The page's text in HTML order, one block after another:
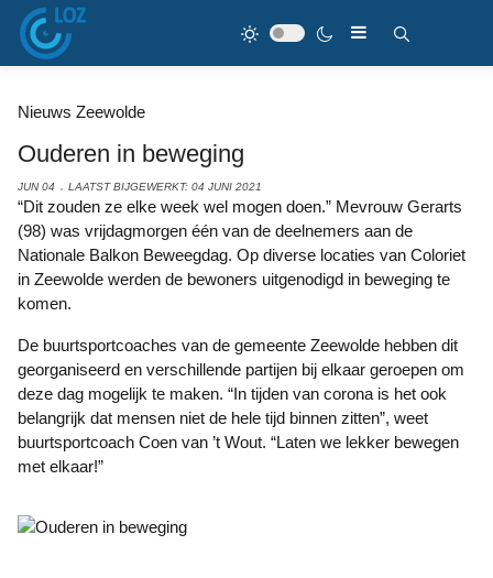
Nieuws Zeewolde
Ouderen in beweging
JUN 04 LAATST BIJGEWERKT: 04 JUNI 2021
“Dit zouden ze elke week wel mogen doen.” Mevrouw Gerarts
(98) was vrijdagmorgen één van de deelnemers aan de
Nationale Balkon Beweegdag. Op diverse locaties van Coloriet
in Zeewolde werden de bewoners uitgenodigd in beweging te
komen.
De buurtsportcoaches van de gemeente Zeewolde hebben dit
georganiseerd en verschillende partijen bij elkaar geroepen om
deze dag mogelijk te maken. “In tijden van corona is het ook
belangrijk dat mensen niet de hele tijd binnen zitten”, weet
buurtsportcoach Coen van ’t Wout. “Laten we lekker bewegen
met elkaar!”